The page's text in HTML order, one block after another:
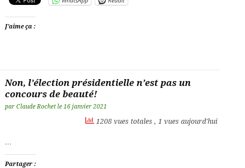
J’aime ça :
Non, l’élection présidentielle n’est pas un
concours de beauté!
par Claude Rochet le 16 janvier 2021
1208 vues totales , 1 vues aujourd'hui
…
Partager :